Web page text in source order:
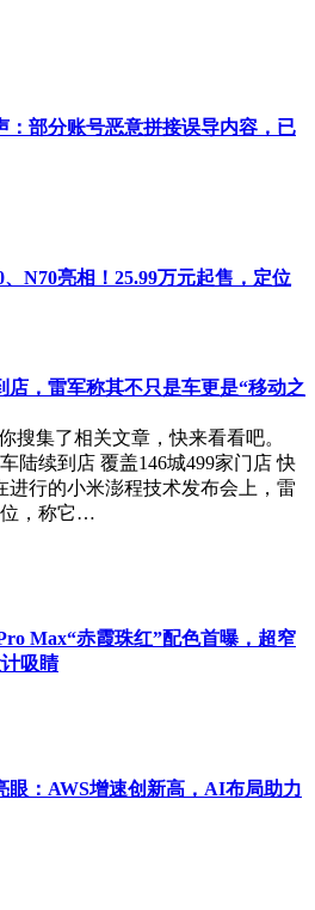
：部分账号恶意拼接误导内容，已
N70亮相！25.99万元起售，定位
店，雷军称其不只是车更是“移动之
搜集了相关文章，快来看看吧。
陆续到店 覆盖146城499家门店 快
进行的小米澎程技术发布会上，雷
位，称它…
Max“赤霞珠红”配色首曝，超窄
吸睛
眼：AWS增速创新高，AI布局助力